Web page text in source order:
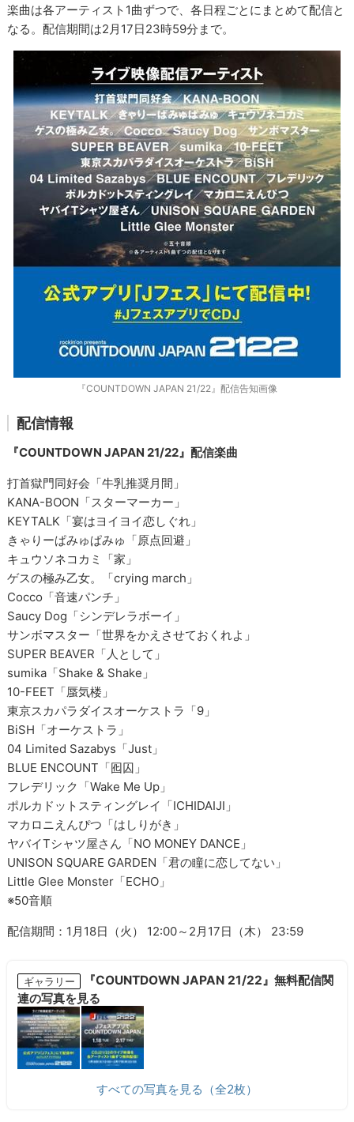
楽曲は各アーティスト1曲ずつで、各日程ごとにまとめて配信と
なる。配信期間は2月17日23時59分まで。
『COUNTDOWN JAPAN 21/22』配信告知画像
配信情報
『COUNTDOWN JAPAN 21/22』配信楽曲
打首獄門同好会「牛乳推奨月間」
KANA-BOON「スターマーカー」
KEYTALK「宴はヨイヨイ恋しぐれ」
きゃりーぱみゅぱみゅ「原点回避」
キュウソネコカミ「家」
ゲスの極み乙女。「crying march」
Cocco「音速パンチ」
Saucy Dog「シンデレラボーイ」
サンボマスター「世界をかえさせておくれよ」
SUPER BEAVER「人として」
sumika「Shake & Shake」
10-FEET「蜃気楼」
東京スカパラダイスオーケストラ「9」
BiSH「オーケストラ」
04 Limited Sazabys「Just」
BLUE ENCOUNT「囮囚」
フレデリック「Wake Me Up」
ポルカドットスティングレイ「ICHIDAIJI」
マカロニえんぴつ「はしりがき」
ヤバイTシャツ屋さん「NO MONEY DANCE」
UNISON SQUARE GARDEN「君の瞳に恋してない」
Little Glee Monster「ECHO」
※50音順
配信期間：1月18日（火） 12:00～2月17日（木） 23:59
ギャラリー
『COUNTDOWN JAPAN 21/22』無料配信関
連の写真を見る
すべての写真を見る（全2枚）